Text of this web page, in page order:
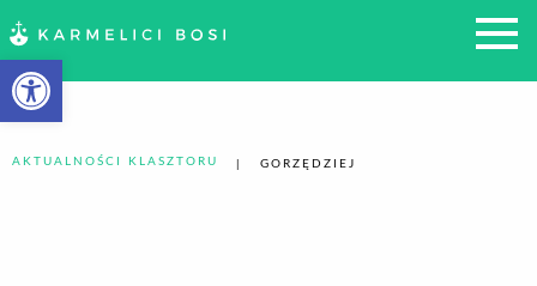
Otwórz pasek narzędzi
AKTUALNOŚCI KLASZTORU GORZĘDZIEJ